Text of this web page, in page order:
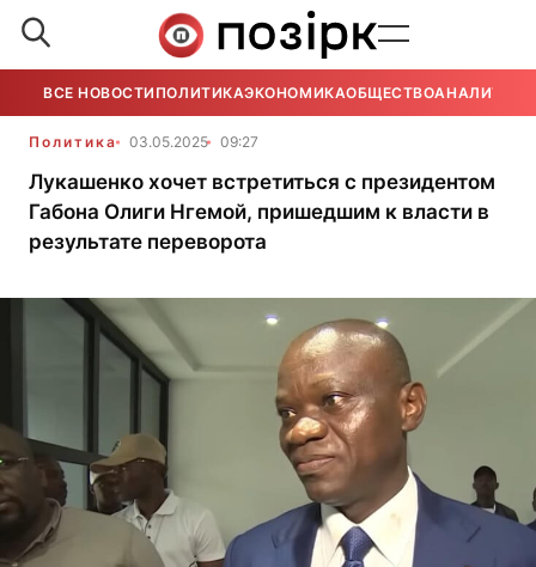
ВСЕ НОВОСТИ ПОЛИТИКАЭКОНОМИКАОБЩЕСТВОАНАЛИТИКА
Политика 03.05.2025 09:27
Лукашенко хочет встретиться с президентом
Габона Олиги Нгемой, пришедшим к власти в
результате переворота